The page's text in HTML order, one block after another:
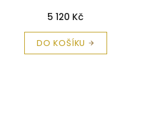
5 120 Kč
DO KOŠÍKU